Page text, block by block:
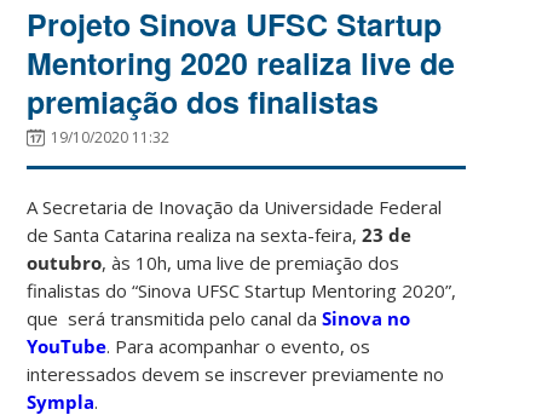
Projeto Sinova UFSC Startup
Mentoring 2020 realiza live de
premiação dos finalistas
19/10/2020 11:32
A Secretaria de Inovação da Universidade Federal
de Santa Catarina realiza na sexta-feira,23 de
outubro, às 10h, uma live de premiação dos
finalistas do “Sinova UFSC Startup Mentoring 2020”,
que será transmitida pelo canal daSinova no
YouTube. Para acompanhar o evento, os
interessados devem se inscrever previamente no
Sympla.